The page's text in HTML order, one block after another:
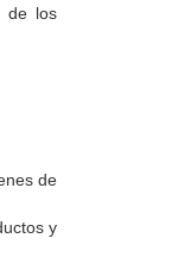
de los
de
y